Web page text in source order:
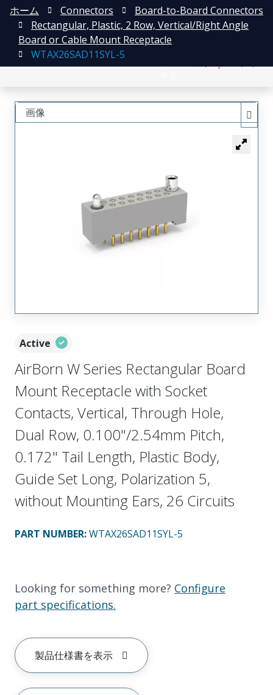
ホーム Connectors
Board-to-Board Connectors
Rectangular, Plastic, 2 Row, Vertical/Right Angle
Board or Cable Mount Receptacle
WTAX26SAD11SYL-5
Active
AirBorn W Series Rectangular Board
Mount Receptacle with Socket
Contacts, Vertical, Through Hole,
Dual Row, 0.100"/2.54mm Pitch,
0.172" Tail Length, Plastic Body,
Guide Set Long, Polarization 5,
without Mounting Ears, 26 Circuits
PART NUMBER:WTAX26SAD11SYL-5
Looking for something more? Configure
part specifications.
製品仕様書を表示
画像